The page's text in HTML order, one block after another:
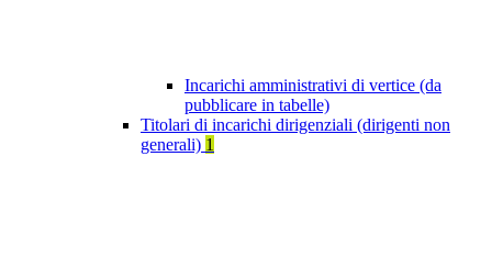
Incarichi amministrativi di vertice (da
pubblicare in tabelle)
Titolari di incarichi dirigenziali (dirigenti non
generali) 1